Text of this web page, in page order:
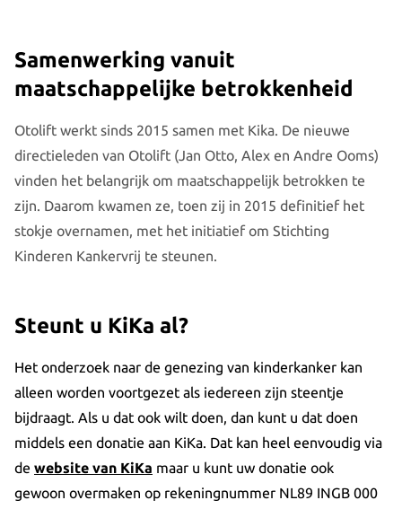
Samenwerking vanuit
maatschappelijke betrokkenheid
Otolift werkt sinds 2015 samen met Kika. De nieuwe
directieleden van Otolift (Jan Otto, Alex en Andre Ooms)
vinden het belangrijk om maatschappelijk betrokken te
zijn. Daarom kwamen ze, toen zij in 2015 definitief het
stokje overnamen, met het initiatief om Stichting
Kinderen Kankervrij te steunen.
Steunt u KiKa al?
Het onderzoek naar de genezing van kinderkanker kan
alleen worden voortgezet als iedereen zijn steentje
bijdraagt. Als u dat ook wilt doen, dan kunt u dat doen
middels een donatie aan KiKa. Dat kan heel eenvoudig via
de website van KiKa maar u kunt uw donatie ook
gewoon overmaken op rekeningnummer NL89 INGB 000